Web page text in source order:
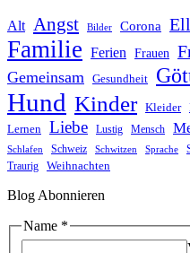
Alt Angst Bilder Corona
Familie Ferien Frauen
Gemeinsam Gesundheit
Hund Kinder Kleider
Lernen Liebe Lustig Mensch
Schlafen Schweiz Schwitzen Sprache
Traurig Weihnachten
Blog Abonnieren
Name *